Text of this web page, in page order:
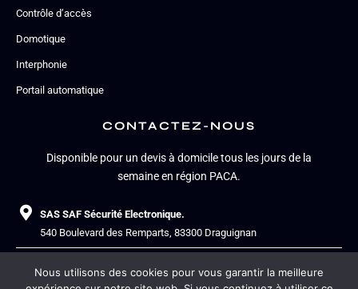
Contrôle d’accès
Domotique
Interphonie
Portail automatique
CONTACTEZ-NOUS
Disponible pour un devis à domicile tous les jours de la
semaine en région PACA.
SAS SAF Sécurité Electronique.
540 Boulevard des Remparts, 83300 Draguignan
Nous utilisons des cookies pour vous garantir la meilleure